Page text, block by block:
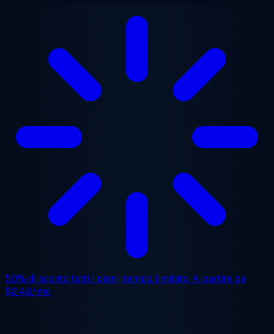
50% di sconto tutti i piani, tempo limitato. A partire da
$2.48/mo